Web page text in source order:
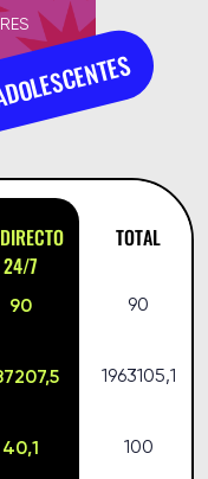
24/7
90
40,1
TOTAL
90
1963105,1
100